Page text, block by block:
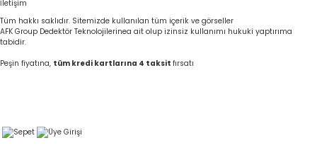
İletişim
Tüm hakkı saklıdır. Sitemizde kullanılan tüm içerik ve görseller
AFK Group Dedektör Teknolojilerinea ait olup izinsiz kullanımı hukuki yaptırıma
tabidir.
Peşin fiyatına, tüm kredi kartlarına 4 taksit fırsatı